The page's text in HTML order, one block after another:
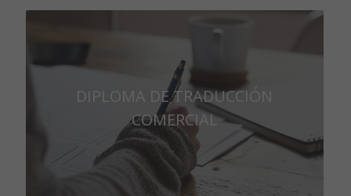
DIPLOMA DE TRADUCCIÓN
COMERCIAL